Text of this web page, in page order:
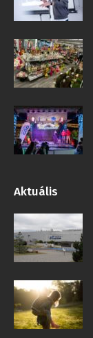
Aktuális